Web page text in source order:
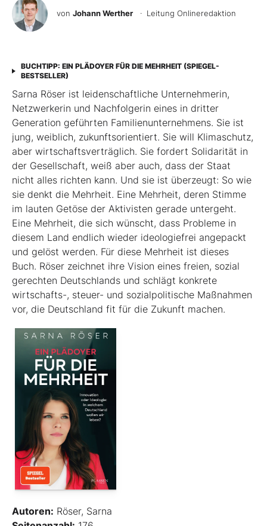
von Johann Werther · Leitung Onlineredaktion
BUCHTIPP: EIN PLÄDOYER FÜR DIE MEHRHEIT (SPIEGEL-
BESTSELLER)
Sarna Röser ist leidenschaftliche Unternehmerin,
Netzwerkerin und Nachfolgerin eines in dritter
Generation geführten Familienunternehmens. Sie ist
jung, weiblich, zukunftsorientiert. Sie will Klimaschutz,
aber wirtschaftsverträglich. Sie fordert Solidarität in
der Gesellschaft, weiß aber auch, dass der Staat
nicht alles richten kann. Und sie ist überzeugt: So wie
sie denkt die Mehrheit. Eine Mehrheit, deren Stimme
im lauten Getöse der Aktivisten gerade untergeht.
Eine Mehrheit, die sich wünscht, dass Probleme in
diesem Land endlich wieder ideologiefrei angepackt
und gelöst werden. Für diese Mehrheit ist dieses
Buch. Röser zeichnet ihre Vision eines freien, sozial
gerechten Deutschlands und schlägt konkrete
wirtschafts-, steuer- und sozialpolitische Maßnahmen
vor, die Deutschland fit für die Zukunft machen.
Autoren: Röser, Sarna